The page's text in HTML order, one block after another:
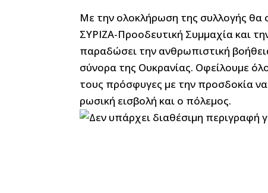
Με την ολοκλήρωση της συλλογής
ΣΥΡΙΖΑ-Προοδευτική Συμμαχία και
παραδώσει την ανθρωπιστική
σύνορα της Ουκρανίας. Οφείλουμε
τους πρόσφυγες με την προσδοκία
ρωσική εισβολή και ο πόλεμος.